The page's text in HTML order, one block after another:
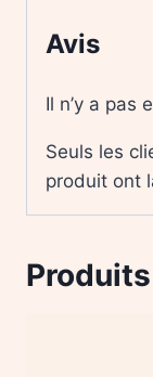
Avis
Il n’y a pas
Seuls les
produit ont